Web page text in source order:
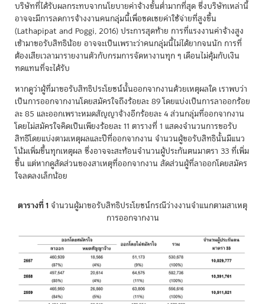
บริษัทที่ได้รับผลกระทบจากนโยบายค่าจ้างขั้นต่ำมากที่สุด ซึ่งบริษัทเหล่านี้
อาจจะมีการลดการจ้างงานคนกลุ่มนี้เพื่อชดเชยค่าใช้จ่ายที่สูงขึ้น
(Lathapipat and Poggi, 2016) ประการสุดท้าย การที่แรงงานค่าจ้างสูง
เข้ามาขอรับสิทธิน้อย อาจจะเป็นเพราะว่าคนกลุ่มนี้ไม่ได้ยากจนนัก การที่
ต้องเสียเวลามารายงานตัวกับกรมการจัดหางานทุก ๆ เดือนไม่คุ้มกับเงิน
ทดแทนที่จะได้รับ
หากดูว่าผู้ที่มาขอรับสิทธิประโยชน์นั้นออกจากงานด้วยเหตุผลใด เราพบว่า
เป็นการออกจากงานโดยสมัครใจถึงร้อยละ 89 โดยแบ่งเป็นการลาออกร้อย
ละ 85 และออกเพราะหมดสัญญาจ้างอีกร้อยละ 4 ส่วนกลุ่มที่ออกจากงาน
โดยไม่สมัครใจคิดเป็นเพียงร้อยละ 11 ตารางที่ 1 แสดงจำนวนการขอรับ
สิทธิโดยแบ่งตามเหตุผลและปีที่ออกจากงาน จำนวนผู้ขอรับสิทธินั้นมีแนว
โน้มเพิ่มขึ้นทุกเหตุผล ซึ่งอาจจะสะท้อนจำนวนผู้ประกันตนมาตรา 33 ที่เพิ่ม
ขึ้น แต่หากดูสัดส่วนของสาเหตุที่ออกจากงาน สัดส่วนผู้ที่ลาออกโดยสมัคร
ใจลดลงเล็กน้อย
ตารางที่ 1จำนวนผู้มาขอรับสิทธิประโยชน์กรณีว่างงานจำแนกตามสาเหตุ
การออกจากงาน